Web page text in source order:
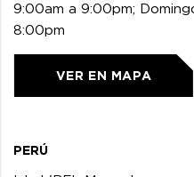
9:00am a 9:00pm;
8:00pm
VER EN MAPA
PERÚ